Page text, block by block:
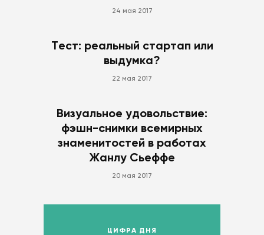
24 мая 2017
Тест: реальный стартап или
выдумка?
22 мая 2017
Визуальное удовольствие:
фэшн-снимки всемирных
знаменитостей в работах
Жанлу Сьеффе
20 мая 2017
ЦИФРА ДНЯ